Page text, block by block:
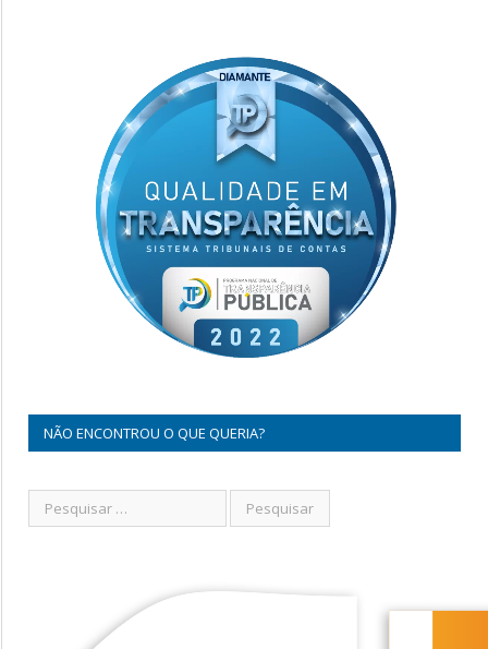
NÃO ENCONTROU O QUE QUERIA?